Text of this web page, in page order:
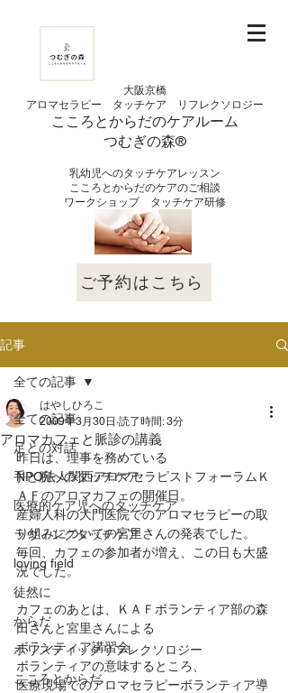
大阪京橋
アロマセラピー タッチケア
リフレクソロジー
こころとからだのケアルーム
つむぎの​森®︎
​乳幼児へのタッチケアレッスン
こころとからだのケアのご相談
​ワークショップ タッチケア研修
ご予約はこちら
記事
全ての記事
足との対話
手と腕へのタッチケア
医療的ケア児へのタッチケア
ラヴィングタッチケア
loving field
徒然に
からだ
ホリスティックリフレクソロジー
こころとからだ
全ての記事
アロマカフェと脈診の講義
はやしひろこ
2009年3月30日 読了時間: 3分
昨日は、理事を務めている
NPO法人関西アロマセラピストフォーラムＫ
ＡＦのアロマカフェの開催日。
産婦人科の大門医院でのアロマセラピーの取
り組みについての宮里さんの発表でした。
毎回、カフェの参加者が増え、この日も大盛
況でした。
カフェのあとは、ＫＡＦボランティア部の森
田さんと宮里さんによる
ボランティア講習会。
ボランティアの意味するところ、
医療現場でのアロマセラピーボランティア導